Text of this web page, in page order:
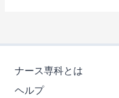
ナース専科とは
ヘルプ